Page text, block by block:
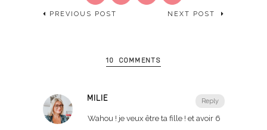
PREVIOUS POST NEXT POST
10 COMMENTS
Reply
MILIE
Wahou ! je veux être ta fille ! et avoir 6